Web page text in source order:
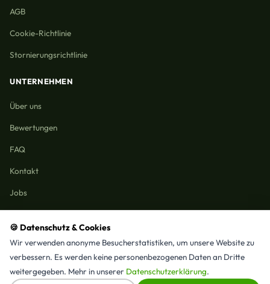
🍪 Datenschutz & Cookies
Wir verwenden anonyme Besucherstatistiken, um unsere Website zu
verbessern. Es werden keine personenbezogenen Daten an Dritte
weitergegeben. Mehr in unserer Datenschutzerklärung.
AGB
Cookie-Richtlinie
Stornierungsrichtlinie
UNTERNEHMEN
Über uns
Bewertungen
FAQ
Kontakt
Jobs
Reinigungmunchen.de © 2026 Alle Rechte vorbehalten
Alle Leistungen & Stadtteile
⭐ 4,9/5 Google · 15 Bewertungen · Seit 2025 in München